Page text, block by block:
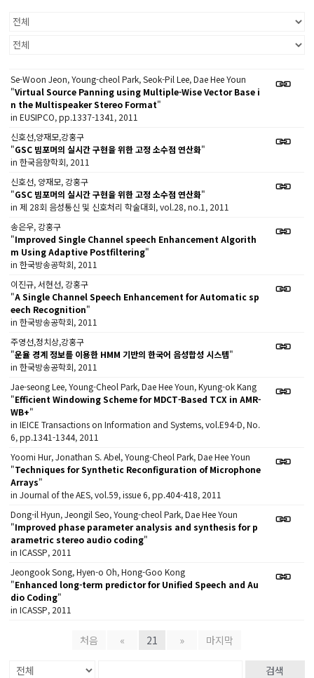
Se-Woon Jeon, Young-cheol Park, Seok-Pil Lee, Dae Hee Youn
"Virtual Source Panning using Multiple-Wise Vector Base i
n the Multispeaker Stereo Format"
in EUSIPCO, pp.1337-1341, 2011
신호선,양재모,강홍구
"GSC 빔포머의 실시간 구현을 위한 고정 소수점 연산화"
in 한국음향학회, 2011
신호선, 양재모, 강홍구
"GSC 빔포머의 실시간 구현을 위한 고정 소수점 연산화"
in 제 28회 음성통신 및 신호처리 학술대회, vol.28, no.1, 2011
송은우, 강홍구
"Improved Single Channel speech Enhancement Algorith
m Using Adaptive Postfiltering"
in 한국방송공학회, 2011
이진규, 서현선, 강홍구
"A Single Channel Speech Enhancement for Automatic sp
eech Recognition"
in 한국방송공학회, 2011
주영선,정치상,강홍구
"운율 경계 정보를 이용한 HMM 기반의 한국어 음성합성 시스템"
in 한국방송공학회, 2011
Jae-seong Lee, Young-Cheol Park, Dae Hee Youn, Kyung-ok Kang
"Efficient Windowing Scheme for MDCT-Based TCX in AMR-
WB+"
in IEICE Transactions on Information and Systems, vol.E94-D, No.
6, pp.1341-1344, 2011
Yoomi Hur, Jonathan S. Abel, Young-Cheol Park, Dae Hee Youn
"Techniques for Synthetic Reconfiguration of Microphone
Arrays"
in Journal of the AES, vol.59, issue 6, pp.404-418, 2011
Dong-il Hyun, Jeongil Seo, Young-cheol Park, Dae Hee Youn
"Improved phase parameter analysis and synthesis for p
arametric stereo audio coding"
in ICASSP, 2011
Jeongook Song, Hyen-o Oh, Hong-Goo Kong
"Enhanced long-term predictor for Unified Speech and Au
dio Coding"
in ICASSP, 2011
처음 « 21 » 마지막
검색